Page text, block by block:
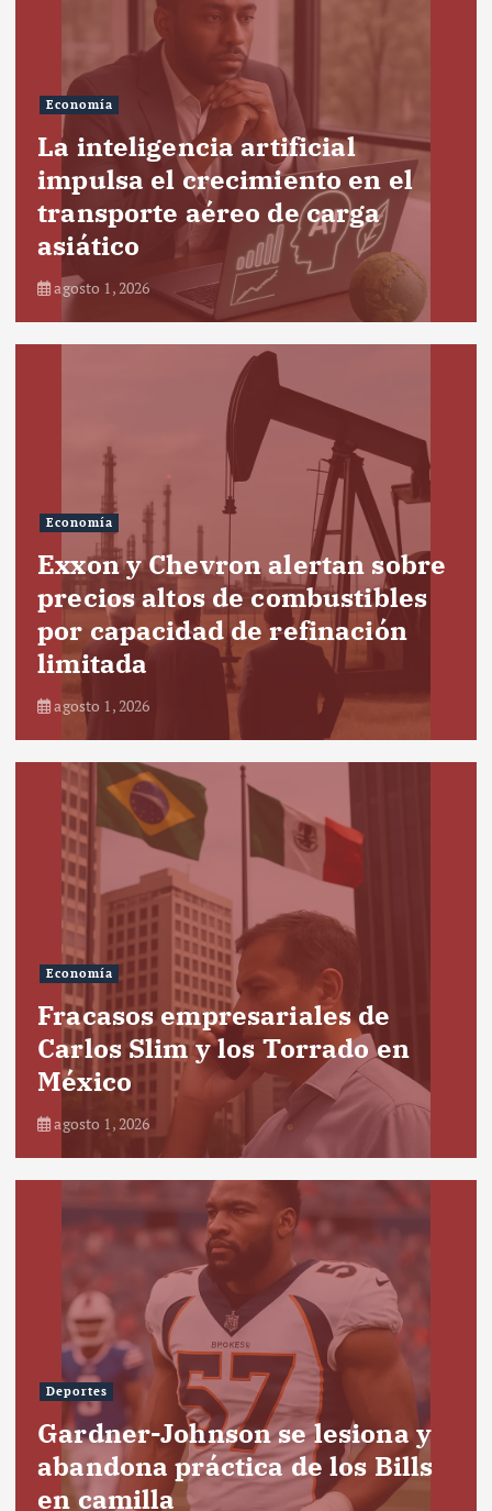
Economía
La inteligencia artificial
impulsa el crecimiento en el
transporte aéreo de carga
asiático
agosto 1, 2026
Economía
Exxon y Chevron alertan sobre
precios altos de combustibles
por capacidad de refinación
limitada
agosto 1, 2026
Economía
Fracasos empresariales de
Carlos Slim y los Torrado en
México
agosto 1, 2026
Deportes
Gardner-Johnson se lesiona y
abandona práctica de los Bills
en camilla